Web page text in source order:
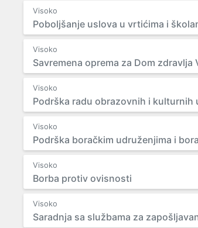
Visoko
Poboljšanje uslova u vrtićima i
Visoko
Savremena oprema za Dom zdravlja
Visoko
Podrška radu obrazovnih i kulturnih
Visoko
Podrška boračkim udruženjima i
Visoko
Borba protiv ovisnosti
Visoko
Saradnja sa službama za